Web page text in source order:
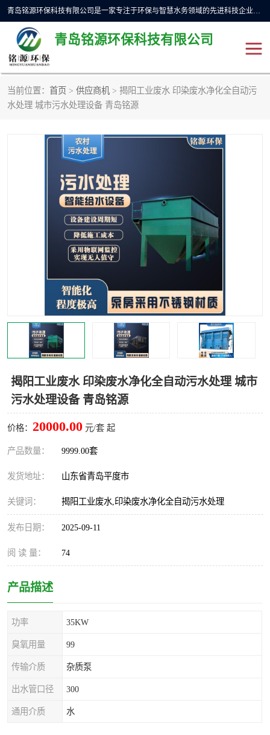
青岛铭源环保科技有限公司是一家专注于环保与智慧水务领域的先进科技企业，公司专注于云智能一体化预制泵站、水务循环利用、海绵城市、云智慧水务开发及新型环保技术研发等领域。铭源环保以为客户提供优质产品、专业技术服务为己任。为客户提供量身定制方案，提供多种配置方案满足实际使用要求。严控供货周期，并提供高标准后期维护。以环保为己任，视质量如生命，以技术做先导，靠诚信赢客户。
青岛铭源环保科技有限公司
当前位置： 首页 > 供应商机 > 揭阳工业废水 印染废水净化全自动污
水处理 城市污水处理设备 青岛铭源
揭阳工业废水 印染废水净化全自动污水处理 城市
污水处理设备 青岛铭源
价格： 20000.00 元/套 起
产品数量： 9999.00套
发货地址： 山东省青岛平度市
关键词： 揭阳工业废水,印染废水净化全自动污水处理
发布日期： 2025-09-11
阅 读 量： 74
产品描述
功率 35KW
臭氧用量 99
传输介质 杂质泵
出水管口径 300
通用介质 水
一体化HMPP泵站
智能截流井 智能旋转喷射器
下开式堰门
加压泵房/灌溉泵房 一体化预制泵站
不锈钢浮筒阀 真空冲洗装置
雨水收集回用装置 门式冲洗装置
智能一体化灌溉泵房
水面垃圾清理装置 浅层砂过滤装置
一体化泵闸
真空冲洗设备
水平自清洗格栅